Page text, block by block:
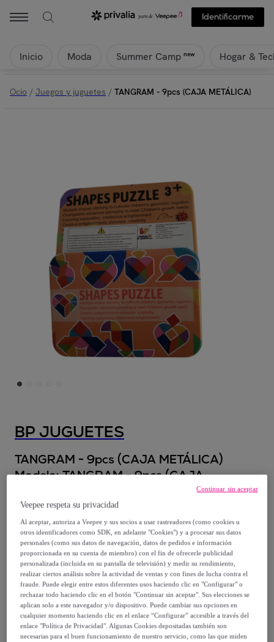
Identificarme
Inicio Moda Summer Camp new Hogar &
Ocio / Juegos y juguetes / TANGRAM - 9pcs (CAJA METÁLICA)
BP JUGUETES
TANGRAM - 9pcs (CAJA METÁLICA)
Modelo: TANGRAM - 9pcs (CAJA
10,50 €
15,00 €
-30%
Vendido porT.A TOY
Veepee respeta su privacidad
Al aceptar, autoriza a Veepee y sus socios a usar rastreadores (como cookies u
otros identificadores como SDK, en adelante "Cookies") y a procesar sus datos
personales (como sus datos de navegación, datos de pedidos e información
proporcionada en su cuenta de miembro) con el fin de ofrecerle publicidad
personalizada (incluida en su pantalla de televisión) y medir su rendimiento,
realizar ciertos análisis sobre la actividad de ventas y con fines de lucha contra el
fraude. Puede elegir entre estos diferentes usos haciendo clic en "Configurar" o
rechazar todo haciendo clic en el botón "Continuar sin aceptar". Sus elecciones se
aplican solo a este navegador y/o dispositivo. Puede cambiar sus opciones en
cualquier momento haciendo clic en el enlace “Configurar” accesible a través del
enlace "Política de Privacidad". Algunas Cookies depositadas también son
necesarias para el buen funcionamiento de nuestro servicio, como las que miden
Continuar sin aceptar